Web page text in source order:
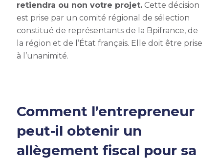
retiendra ou non votre projet.Cette décision
est prise par un comité régional de sélection
constitué de représentants de la Bpifrance, de
la région et de l’État français. Elle doit être prise
à l’unanimité.
Comment l’entrepreneur
peut-il obtenir un
allègement fiscal pour sa